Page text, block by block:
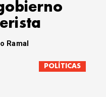
Ramal
POLÍTICAS